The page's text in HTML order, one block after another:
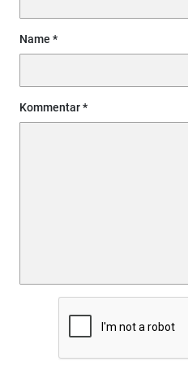
Name
Kommentar